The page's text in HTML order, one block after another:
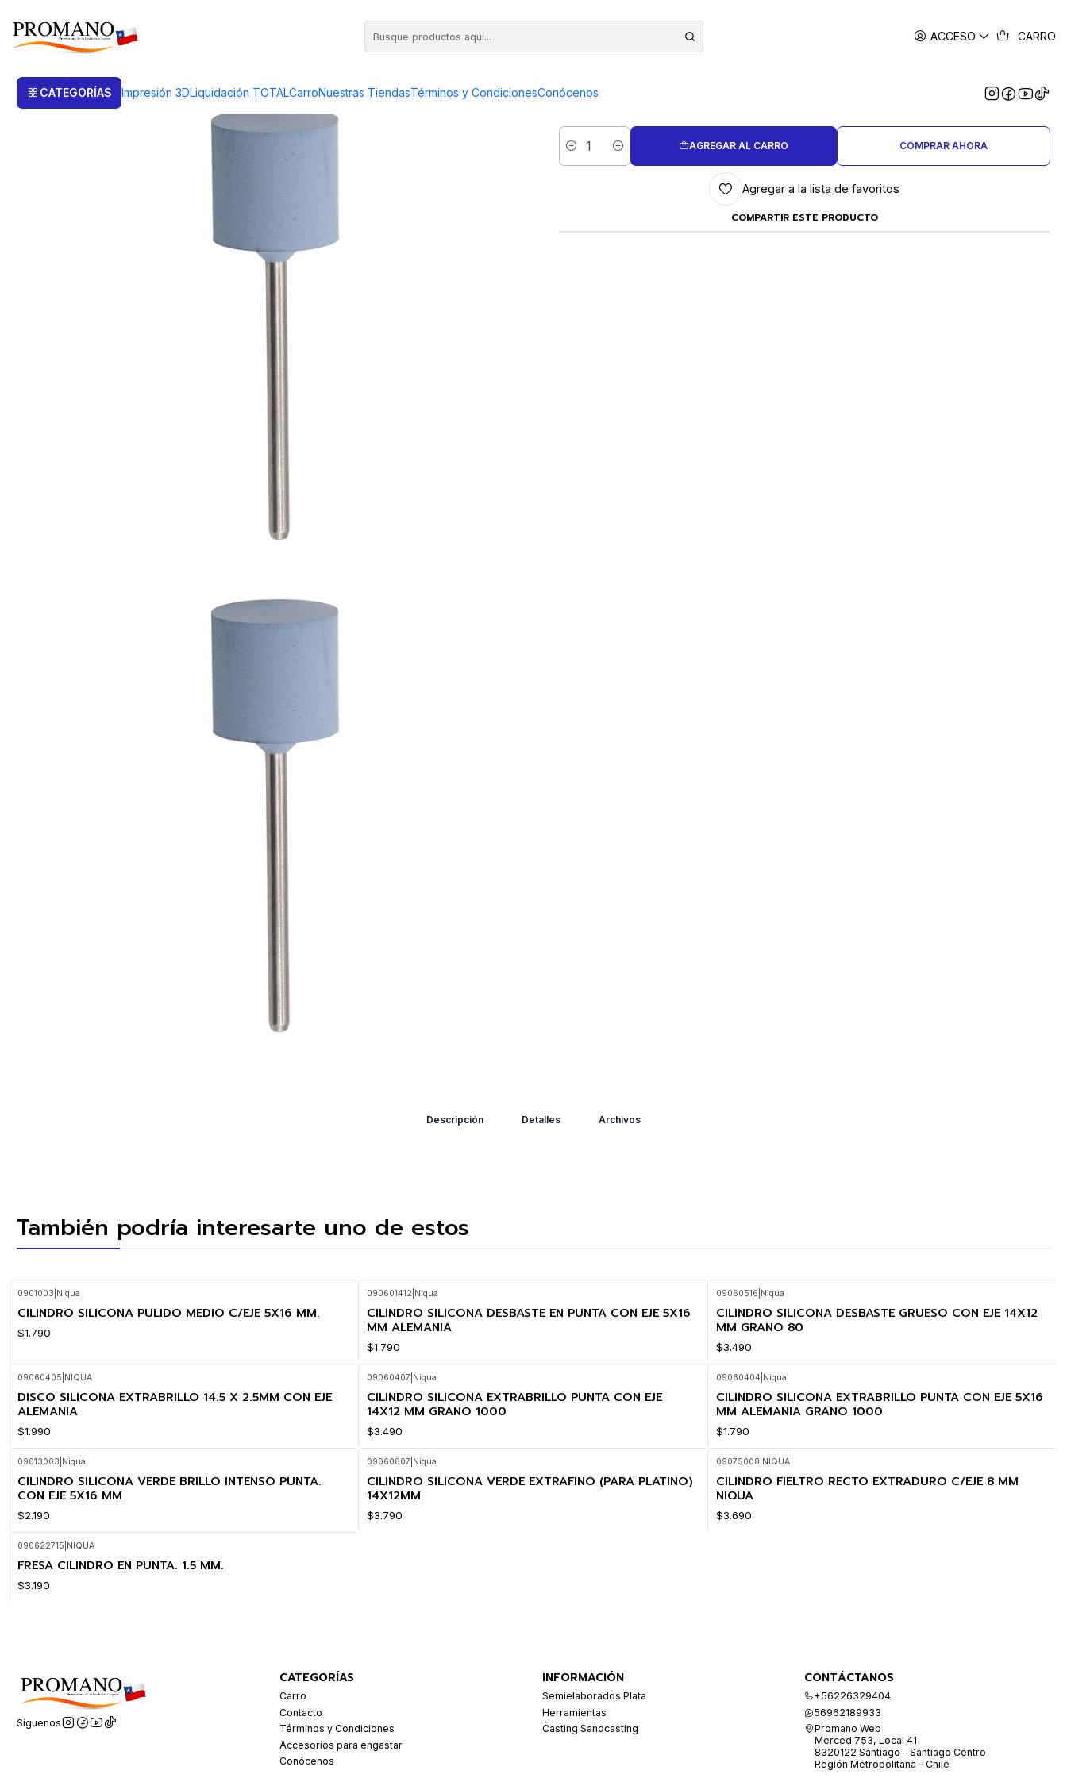
ACCESO CARRO
CATEGORÍAS Impresión 3DLiquidación TOTALCarroNuestras TiendasTérminos y CondicionesConócenosCILINDRO DE SILICONA CELESTE FINO Y
Cantidad
AGREGAR AL CARRO COMPRAR AHORA
Agregar a la lista de favoritos
COMPARTIR ESTE PRODUCTO
Descripción Detalles Archivos
También podría interesarte uno de estos
0901003 Niqua
CILINDRO SILICONA PULIDO MEDIO C/EJE 5X16 MM.
$1.790
090601412 Niqua
CILINDRO SILICONA DESBASTE EN PUNTA CON EJE 5X16
MM ALEMANIA
$1.790
09060516 Niqua
CILINDRO SILICONA DESBASTE GRUESO CON EJE 14X12
MM GRANO 80
$3.490
09060405 NIQUA
DISCO SILICONA EXTRABRILLO 14.5 X 2.5MM CON EJE
ALEMANIA
$1.990
09060407 Niqua
CILINDRO SILICONA EXTRABRILLO PUNTA CON EJE
14X12 MM GRANO 1000
$3.490
09060404 Niqua
CILINDRO SILICONA EXTRABRILLO PUNTA CON EJE 5X16
MM ALEMANIA GRANO 1000
$1.790
09013003 Niqua
CILINDRO SILICONA VERDE BRILLO INTENSO PUNTA.
CON EJE 5X16 MM
$2.190
09060807 Niqua
CILINDRO SILICONA VERDE EXTRAFINO (PARA PLATINO)
14X12MM
$3.790
09075008 NIQUA
CILINDRO FIELTRO RECTO EXTRADURO C/EJE 8 MM
NIQUA
$3.690
090622715 NIQUA
FRESA CILINDRO EN PUNTA. 1.5 MM.
$3.190
Síguenos
CATEGORÍAS
Carro
Contacto
Términos y Condiciones
Accesorios para engastar
Conócenos
INFORMACIÓN
Semielaborados Plata
Herramientas
Casting Sandcasting
CONTÁCTANOS
+56226329404
56962189933
Promano Web
Merced 753, Local 41
8320122 Santiago - Santiago Centro
Región Metropolitana - Chile